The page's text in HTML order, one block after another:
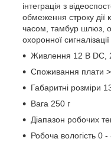
інтеграція з
обмеження строку дії
часом, тамбур шлюз,
охоронної сигналізації
Живлення 12 В DC,
Споживання плати
Габаритні розміри
Вага 250 г
Діапазон робочих
Робоча вологість 0